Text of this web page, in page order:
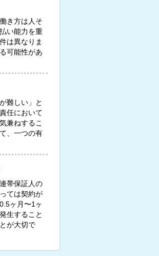
き方は人そ
い能力を重
は異なりま
可能性があ
難しい」と
任において
兼ねするこ
、一つの有
帯保証人の
ては契約が
ヶ月〜1ヶ
生すること
が大切で